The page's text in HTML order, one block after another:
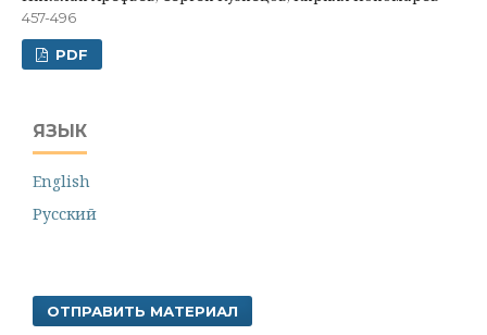
457-496
PDF
ЯЗЫК
English
Русский
ОТПРАВИТЬ МАТЕРИАЛ